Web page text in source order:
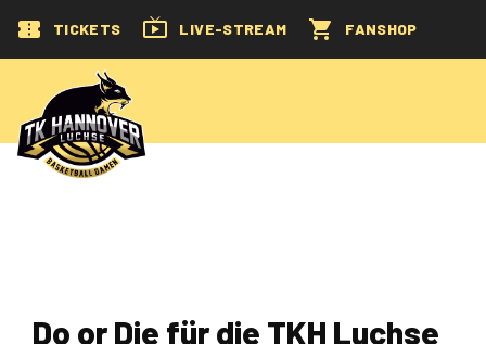
TICKETS LIVE-STREAM FANSHOP
Do or Die für die TKH Luchse